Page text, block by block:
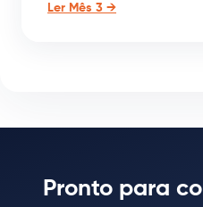
Ler Mês 3 →
Pronto para